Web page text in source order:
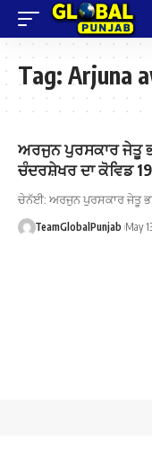
Tag: Arjuna
ਅਰਜੁਨ ਪੁਰਸਕਾਰ ਜੇਤੂ
ਚੰਦਰਸ਼ੇਖਰ ਦਾ ਕੋਵਿਡ
ਚੇਨੱਈ: ਅਰਜੁਨ ਪੁਰਸਕਾਰ ਜੇਤੂ
TeamGlobalPunjab May